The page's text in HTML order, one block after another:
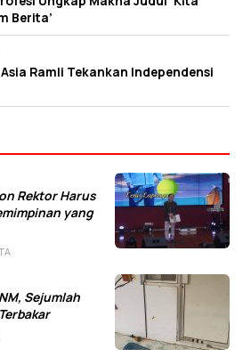
Berita’
Ramli Tekankan Independensi
Rektor Harus
yang
Sejumlah